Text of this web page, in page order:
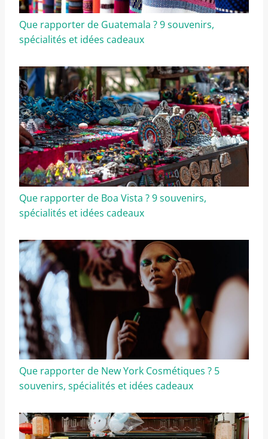
Que rapporter de Guatemala ? 9 souvenirs,
spécialités et idées cadeaux
Que rapporter de Boa Vista ? 9 souvenirs,
spécialités et idées cadeaux
Que rapporter de New York Cosmétiques ? 5
souvenirs, spécialités et idées cadeaux